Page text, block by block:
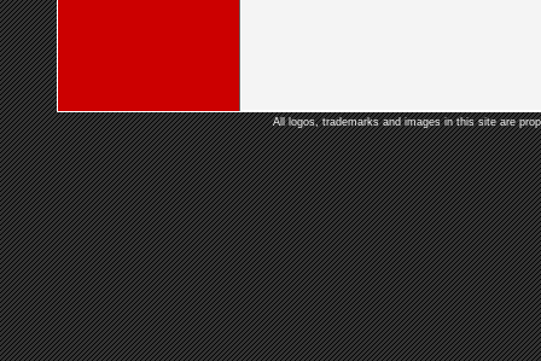
All logos, trademarks and images in this site are